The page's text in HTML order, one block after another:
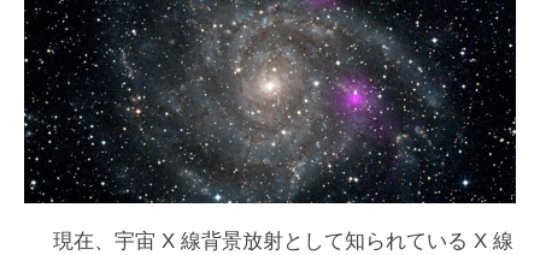
現在、宇宙 X 線背景放射として知られている X 線